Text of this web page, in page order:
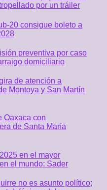
por un tráiler
20 consigue boleto a
preventiva por caso
domiciliario
de atención a
Montoya y San Martín
Oaxaca con
de Santa María
en el mayor
el mundo: Sader
no es asunto político;